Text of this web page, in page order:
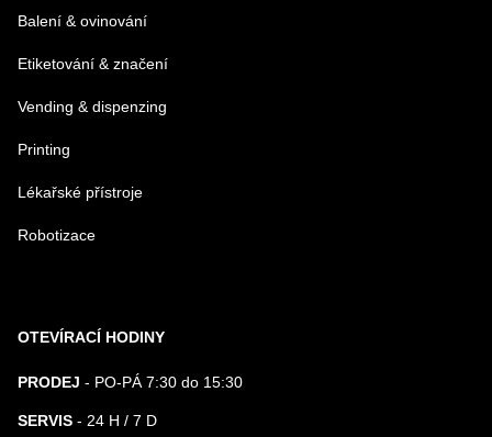
Balení & ovinování
Etiketování & značení
Vending & dispenzing
Printing
Lékařské přístroje
Robotizace
OTEVÍRACÍ HODINY
PRODEJ - PO-PÁ 7:30 do 15:30
SERVIS - 24 H / 7 D